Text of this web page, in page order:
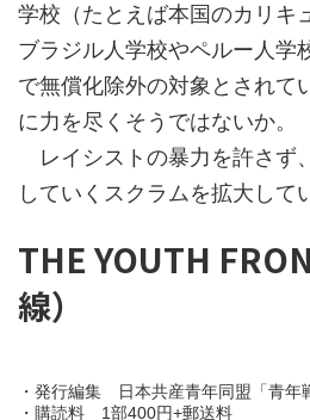
学校（たとえば本国のカリキ
ブラジル人学校やペルー人学
で無償化除外の対象とされて
に力を尽くそうではないか。
レイシストの暴力を許さず
していくスクラムを拡大して
THE YOUTH
線）
・発行編集 日本共産青年同盟「青年
・購読料 1部400円+郵送料